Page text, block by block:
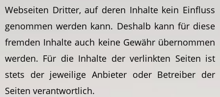
Webseiten Dritter, auf deren Inhalte kein Einfluss
genommen werden kann. Deshalb kann für diese
fremden Inhalte auch keine Gewähr übernommen
werden. Für die Inhalte der verlinkten Seiten ist
stets der jeweilige Anbieter oder Betreiber der
Seiten verantwortlich.